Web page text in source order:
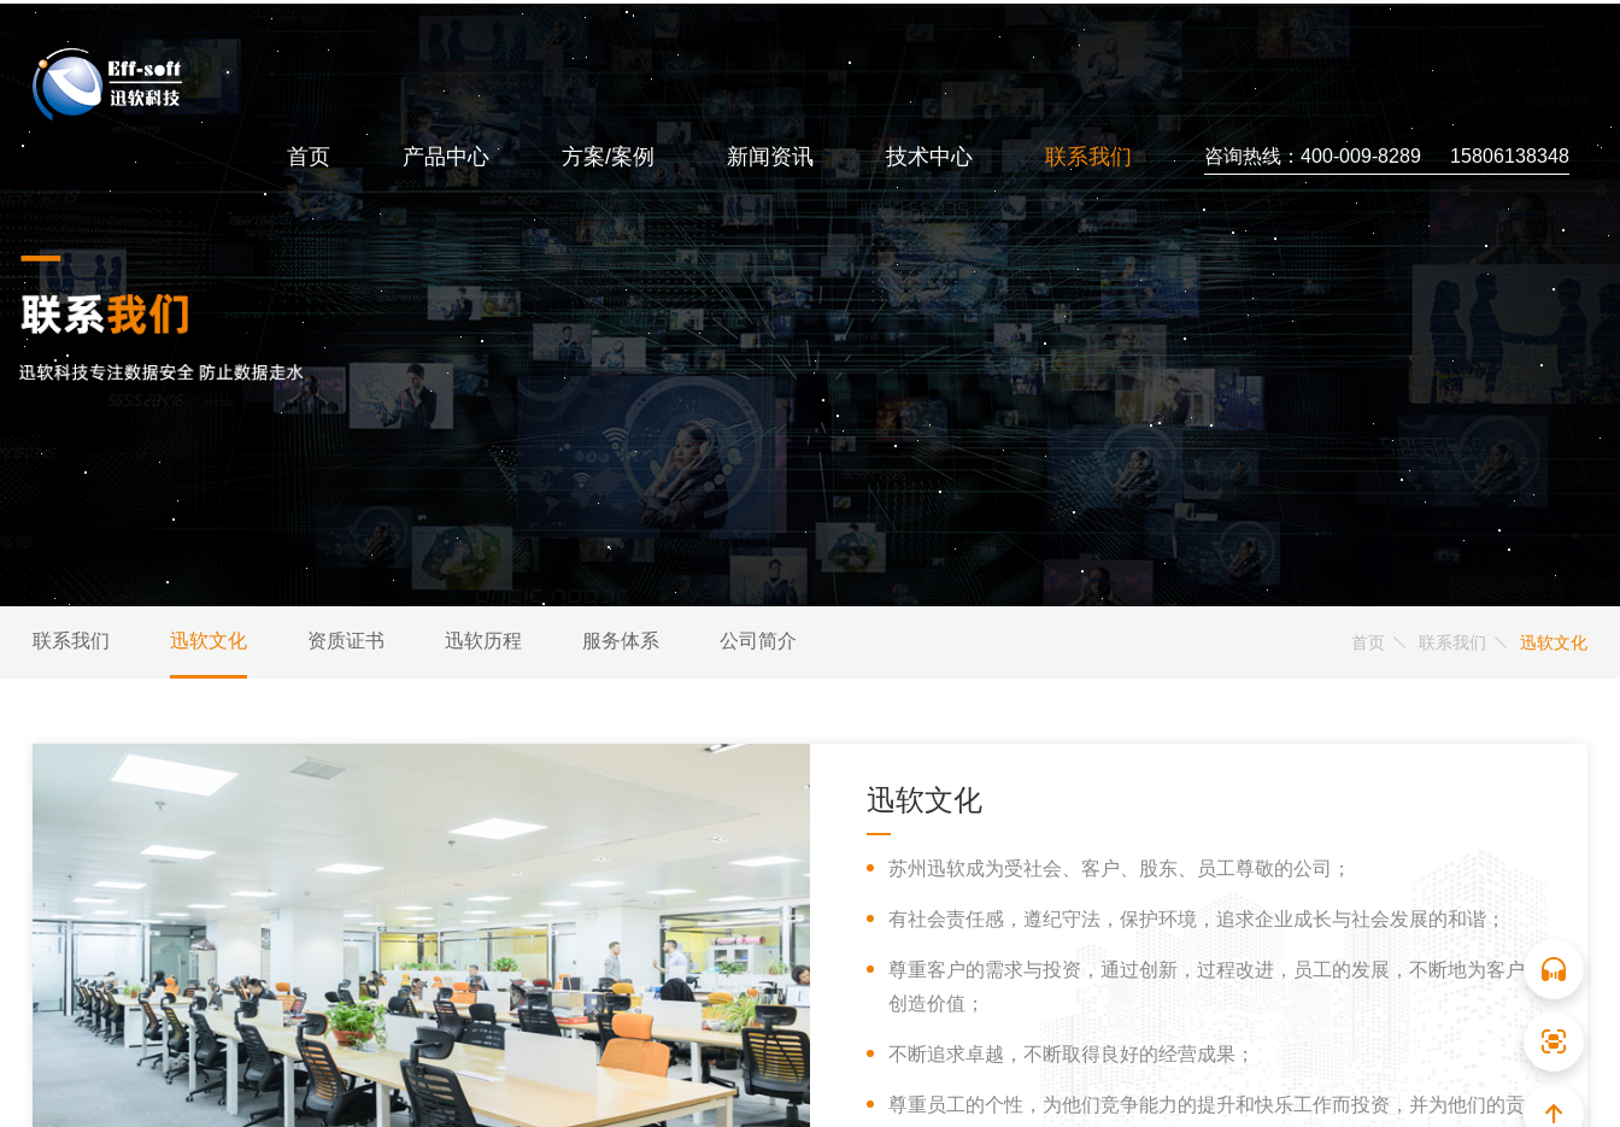
首页 产品中心 方案/案例 新闻资讯 技术中心 联系我们 咨询热线：400-009-8289 15806138348
联系我们 迅软文化 资质证书 迅软历程 服务体系 公司简介 首页 联系我们 迅软文化
迅软文化
苏州迅软成为受社会、客户、股东、员工尊敬的公司；
有社会责任感，遵纪守法，保护环境，追求企业成长与社会发展的和谐；
尊重客户的需求与投资，通过创新，过程改进，员工的发展，不断地为客户
创造价值；
不断追求卓越，不断取得良好的经营成果；
尊重员工的个性，为他们竞争能力的提升和快乐工作而投资，并为他们的贡